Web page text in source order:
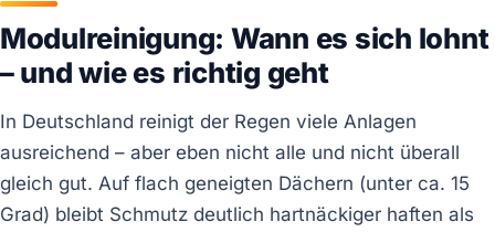
Modulreinigung: Wann es sich lohnt
– und wie es richtig geht
In Deutschland reinigt der Regen viele Anlagen
ausreichend – aber eben nicht alle und nicht überall
gleich gut. Auf flach geneigten Dächern (unter ca. 15
Grad) bleibt Schmutz deutlich hartnäckiger haften als